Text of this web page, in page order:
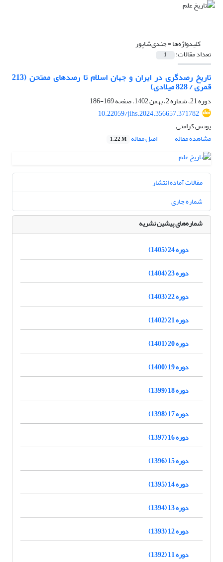
کلیدواژه‌ها =جندی‌شاپور
تعداد مقالات: 1
تاریخ رصدگری در ایران و جهان اسلام تا رصدهای ممتحن (213
قمری / 828 میلادی)
دوره 21، شماره 2، بهمن 1402، صفحه
169-186
10.22059/jihs.2024.356657.371782
یونس کرامتی
مشاهده مقاله
اصل مقاله 1.22 M
مقالات آماده انتشار
شماره جاری
شماره‌های پیشین نشریه
دوره 24 (1405)
دوره 23 (1404)
دوره 22 (1403)
دوره 21 (1402)
دوره 20 (1401)
دوره 19 (1400)
دوره 18 (1399)
دوره 17 (1398)
دوره 16 (1397)
دوره 15 (1396)
دوره 14 (1395)
دوره 13 (1394)
دوره 12 (1393)
دوره 11 (1392)